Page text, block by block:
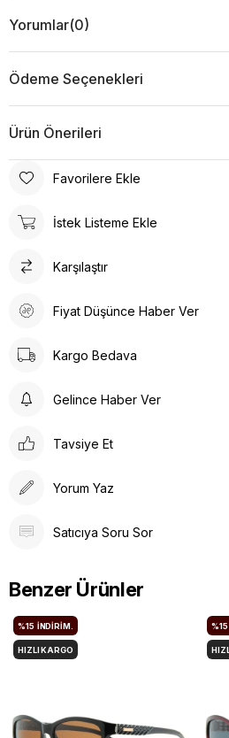
Yorumlar(0)
Ödeme Seçenekleri
Ürün Önerileri
Favorilere Ekle
İstek Listeme Ekle
Karşılaştır
Fiyat Düşünce Haber Ver
Kargo Bedava
Gelince Haber Ver
Tavsiye Et
Yorum Yaz
Satıcıya Soru Sor
Benzer Ürünler
%15 İNDIRIM.
HIZLI KARGO
%15